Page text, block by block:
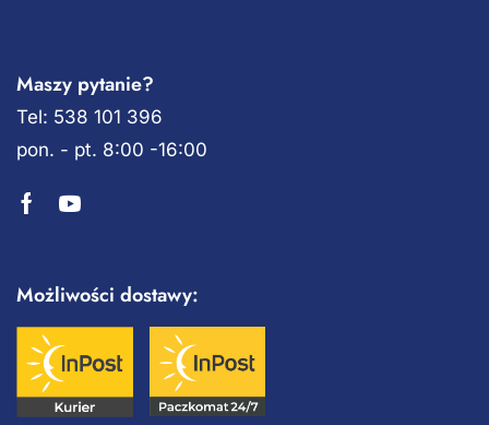
Maszy pytanie?
Tel: 538 101 396
pon. - pt. 8:00 -16:00
Możliwości dostawy: